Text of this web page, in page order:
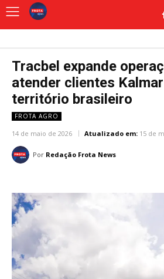
Tracbel expande
atender clientes
território brasileiro
FROTA AGRO
14 de maio de 2026 Atualizado em: 15 de
Por Redação Frota News